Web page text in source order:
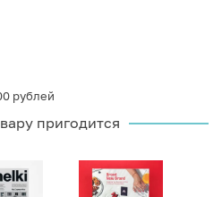
рублей
пригодится